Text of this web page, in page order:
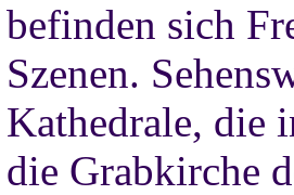
befinden sich
Szenen.
Kathedrale, die
die Grabkirche